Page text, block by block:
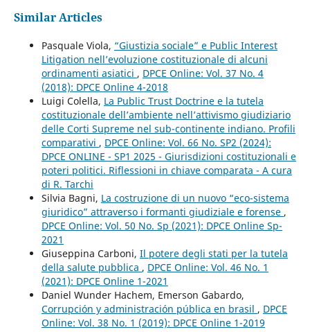
Similar Articles
Pasquale Viola, “Giustizia sociale” e Public Interest
Litigation nell’evoluzione costituzionale di alcuni
ordinamenti asiatici , DPCE Online: Vol. 37 No. 4
(2018): DPCE Online 4-2018
Luigi Colella, La Public Trust Doctrine e la tutela
costituzionale dell’ambiente nell’attivismo giudiziario
delle Corti Supreme nel sub-continente indiano. Profili
comparativi , DPCE Online: Vol. 66 No. SP2 (2024):
DPCE ONLINE - SP1 2025 - Giurisdizioni costituzionali e
poteri politici. Riflessioni in chiave comparata - A cura
di R. Tarchi
Silvia Bagni, La costruzione di un nuovo “eco-sistema
giuridico” attraverso i formanti giudiziale e forense ,
DPCE Online: Vol. 50 No. Sp (2021): DPCE Online Sp-
2021
Giuseppina Carboni, Il potere degli stati per la tutela
della salute pubblica , DPCE Online: Vol. 46 No. 1
(2021): DPCE Online 1-2021
Daniel Wunder Hachem, Emerson Gabardo,
Corrupción y administración pública en brasil , DPCE
Online: Vol. 38 No. 1 (2019): DPCE Online 1-2019